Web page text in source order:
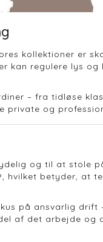
kollektioner er
kan regulere lys
– fra tidløse
private og
og til at stole
hvilket betyder, at
på ansvarlig
af det arbejde og